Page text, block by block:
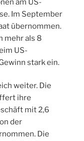
am US-
Im September
übernommen.
mehr als 8
US-
stark ein.
weiter. Die
ihre
mit 2,6
der
Die